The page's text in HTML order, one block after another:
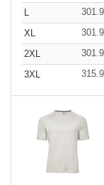
L
XL
2XL
3XL